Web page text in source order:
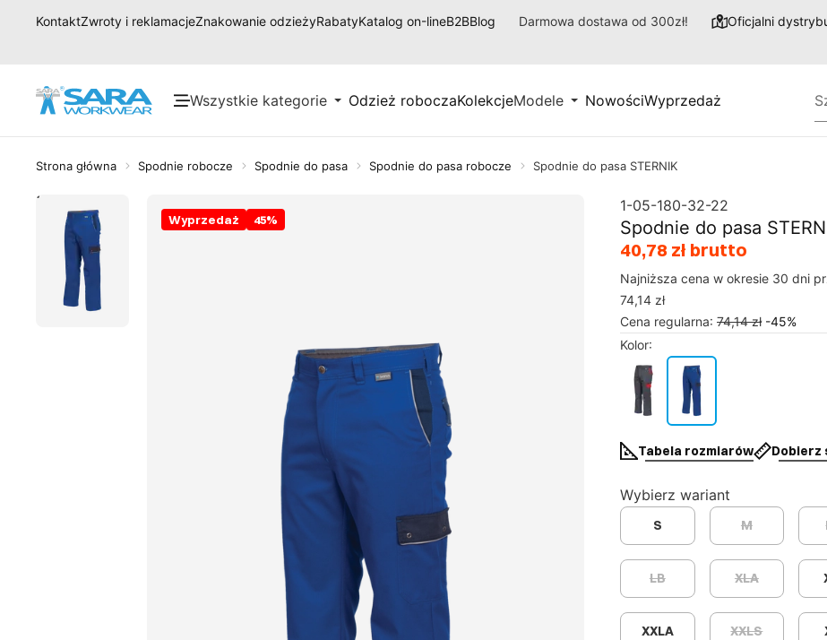
KontaktZwroty i reklamacjeZnakowanie odzieżyRabatyKatalog on-lineB2BBlog Darmowa dostawa od 300zł! Oficjalni
Wszystkie kategorie Odzież roboczaKolekcjeModele NowościWyprzedaż
Strona główna Spodnie robocze Spodnie do pasa Spodnie do pasa robocze Spodnie do pasa STERNIK
Wyprzedaż 45%
1-05-180-32-22
Spodnie do pasa
40,78 zł brutto
Najniższa cena w okresie 30 dni
74,14 zł
Cena regularna: 74,14 zł -45%
Kolor:
Tabela rozmiarów Dobierz
Wybierz wariant
S M
LB XLA
XXLA XXLS